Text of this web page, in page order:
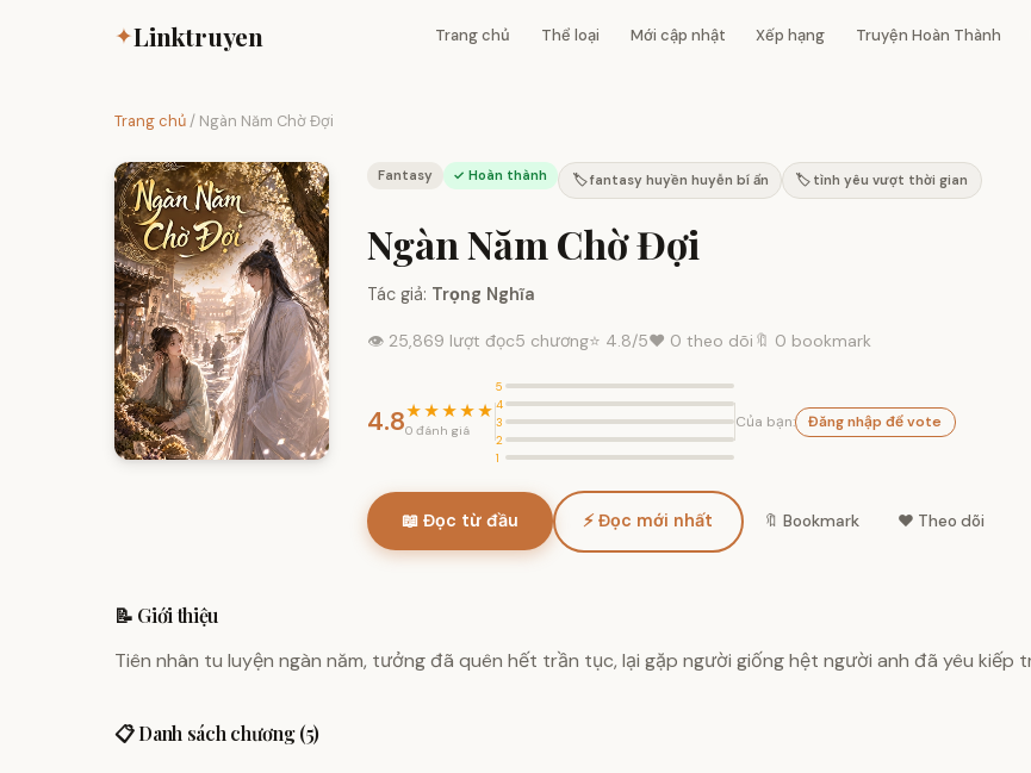
✦Linktruyen Trang chủ Thể loại Mới cập nhật Xếp hạng Truyện Hoàn Thành
Trang chủ / Ngàn Năm Chờ Đợi
Fantasy ✓ Hoàn thành 🏷️ fantasy huyền huyễn bí ẩn 🏷️ tình yêu vượt thời gian
Ngàn Năm Chờ Đợi
Tác giả: Trọng Nghĩa
👁 25,869 lượt đọc5 chương⭐ 4.8/5❤️ 0 theo dõi 🔖 0 bookmark
4.8★★★★★
0 đánh giá
5
4
3
2
1
Của bạn: Đăng nhập để vote
📖 Đọc từ đầu ⚡ Đọc mới nhất 🔖 Bookmark ❤️ Theo dõi
📝 Giới thiệu
Tiên nhân tu luyện ngàn năm, tưởng đã quên hết trần tục, lại gặp người giống hệt người anh đã yêu
📋 Danh sách chương (5)